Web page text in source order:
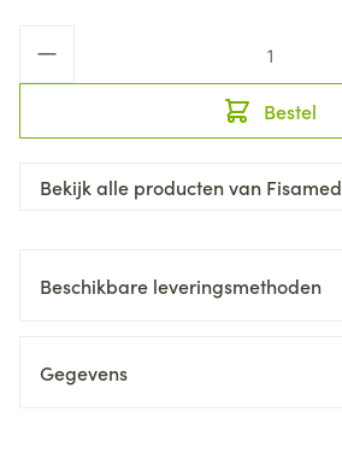
Bestel
Bekijk alle producten van Fisamed
Beschikbare leveringsmethoden
Gegevens